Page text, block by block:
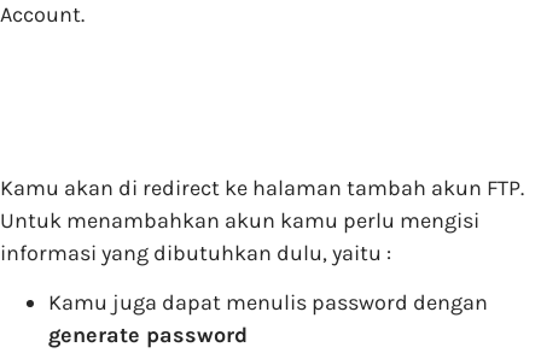
Account.
Kamu akan di redirect ke halaman tambah akun FTP.
Untuk menambahkan akun kamu perlu mengisi
informasi yang dibutuhkan dulu, yaitu :
Kamu juga dapat menulis password dengan
generate password